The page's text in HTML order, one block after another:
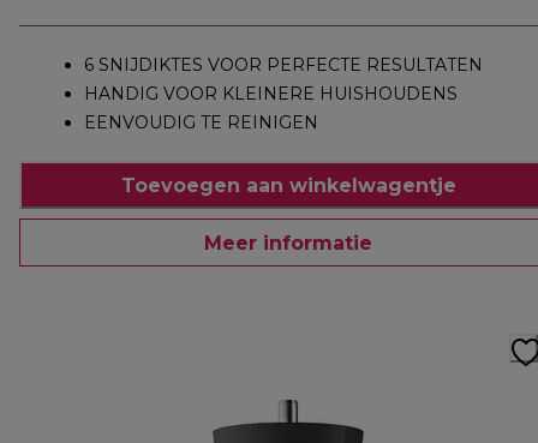
6 SNIJDIKTES VOOR PERFECTE RESULTATEN
HANDIG VOOR KLEINERE HUISHOUDENS
EENVOUDIG TE REINIGEN
Toevoegen aan winkelwagentje
Meer informatie